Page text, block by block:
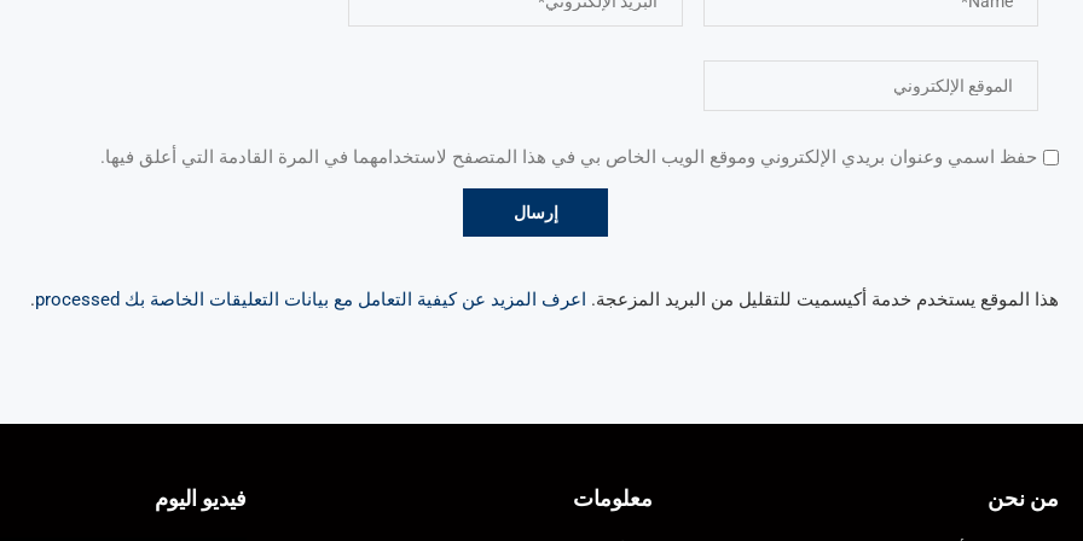
حفظ اسمي وعنوان بريدي الإلكتروني وموقع الويب الخاص بي في هذا المتصفح لاستخدامهما في المرة القادمة التي أعلق فيها.
هذا الموقع يستخدم خدمة أكيسميت للتقليل من البريد المزعجة. اعرف المزيد عن كيفية التعامل مع بيانات التعليقات الخاصة بك processed .
من نحن معلومات فيديو اليوم